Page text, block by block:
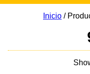
Inicio /